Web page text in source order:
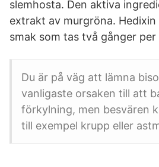
slemhosta. Den aktiva
extrakt av murgröna.
smak som tas två gånger per
Du är på väg att lämna
vanligaste orsaken till att
förkylning, men besvären
till exempel krupp eller